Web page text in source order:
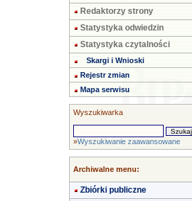
Redaktorzy strony
Statystyka odwiedzin
Statystyka czytalności
Skargi i Wnioski
Rejestr zmian
Mapa serwisu
Wyszukiwarka
»Wyszukiwanie zaawansowane
Archiwalne menu:
Zbiórki publiczne